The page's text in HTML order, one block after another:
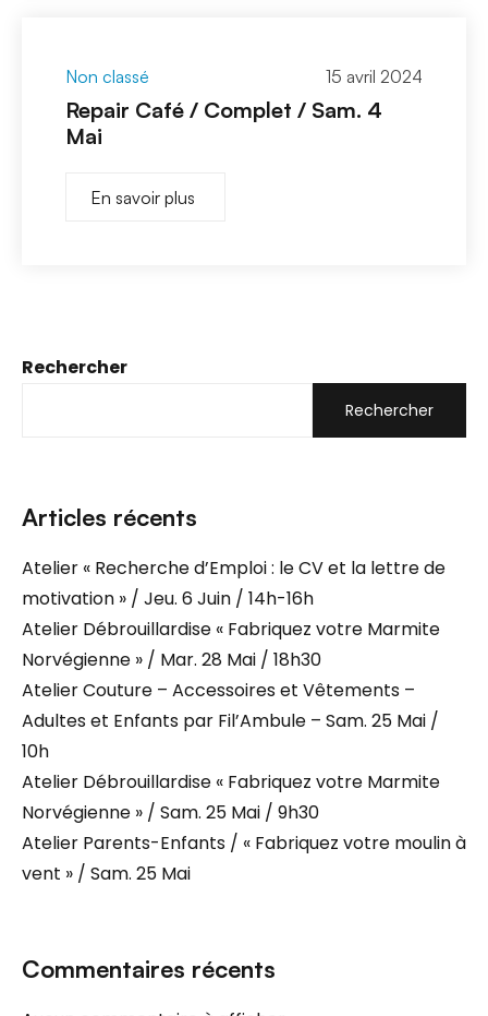
Rechercher
Rechercher
Articles récents
Atelier « Recherche d’Emploi : le CV et la lettre de
motivation » / Jeu. 6 Juin / 14h-16h
Atelier Débrouillardise « Fabriquez votre Marmite
Norvégienne » / Mar. 28 Mai / 18h30
Atelier Couture – Accessoires et Vêtements –
Adultes et Enfants par Fil’Ambule – Sam. 25 Mai /
10h
Atelier Débrouillardise « Fabriquez votre Marmite
Norvégienne » / Sam. 25 Mai / 9h30
Atelier Parents-Enfants / « Fabriquez votre moulin à
vent » / Sam. 25 Mai
Commentaires récents
Non classé 15 avril 2024
Repair Café / Complet / Sam. 4
Mai
En savoir plus